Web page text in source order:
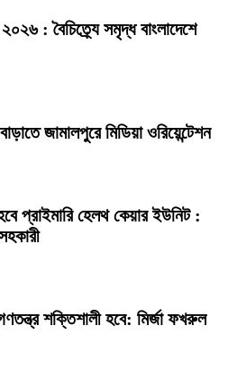
: বৈচিত্র্যে সমৃদ্ধ বাংলাদেশে
জামালপুরে মিডিয়া ওরিয়েন্টেশন
প্রাইমারি হেলথ কেয়ার ইউনিট :
শক্তিশালী হবে: মির্জা ফখরুল